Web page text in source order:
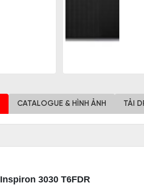
CATALOGUE & HÌNH ẢNH TẢI
3030 T6FDR